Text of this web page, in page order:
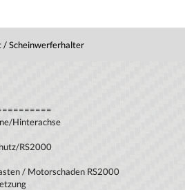
/ Scheinwerferhalter
Hinterachse
RS2000
/ Motorschaden RS2000